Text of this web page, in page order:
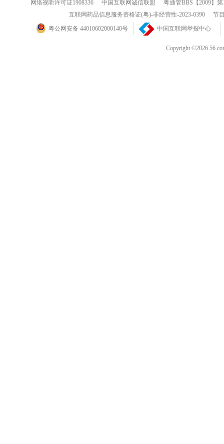
网络视听许可证1908336 中国互联网诚信联盟
粤通管BBS【2009】
互联网药品信息服务资格证(粤)-非经营性-2023-0390
节
粤公网安备 44010602000140号
中国互联网举报中心
Copyright ©2026